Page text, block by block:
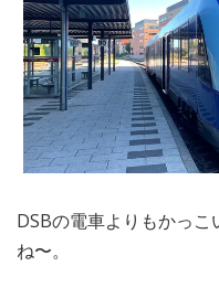
DSBの電車よりもかっ
ね〜。